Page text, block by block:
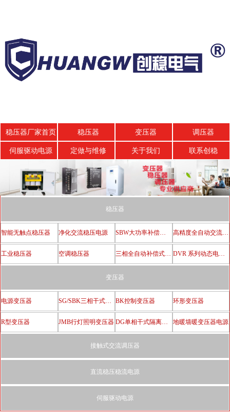
稳压器厂家首页 稳压器 变压器 调压器
伺服驱动电源 定做与维修 关于我们 联系创稳
稳压器
智能无触点稳压器 净化交流稳压电源 SBW大功率补偿电力稳压器 高精度全自动交流稳压器
工业稳压器 空调稳压器 三相全自动补偿式电力稳压器 DVR 系列动态电压恢复器
变压器
电源变压器 SG/SBK三相干式隔离变压器 BK控制变压器 环形变压器
R型变压器 JMB行灯照明变压器 DG单相干式隔离变压器 地暖墙暖变压器电源
接触式交流调压器
直流稳压稳流电源
伺服驱动电源